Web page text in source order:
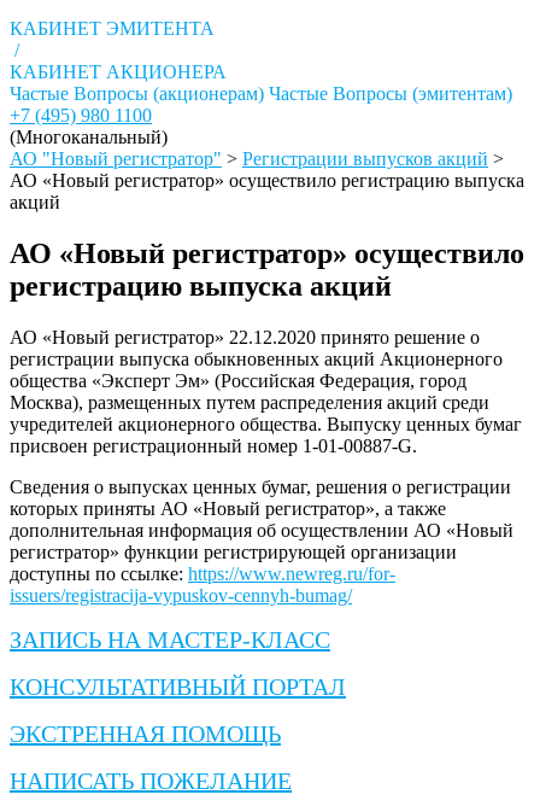
КАБИНЕТ ЭМИТЕНТА
/
КАБИНЕТ АКЦИОНЕРА
Частые Вопросы (акционерам) Частые Вопросы (эмитентам)
+7 (495) 980 1100
(Многоканальный)
АО "Новый регистратор" > Регистрации выпусков акций >
АО «Новый регистратор» осуществило регистрацию выпуска
акций
АО «Новый регистратор» осуществило
регистрацию выпуска акций
АО «Новый регистратор» 22.12.2020 принято решение о
регистрации выпуска обыкновенных акций Акционерного
общества «Эксперт Эм» (Российская Федерация, город
Москва), размещенных путем распределения акций среди
учредителей акционерного общества. Выпуску ценных бумаг
присвоен регистрационный номер 1-01-00887-G.
Сведения о выпусках ценных бумаг, решения о регистрации
которых приняты АО «Новый регистратор», а также
дополнительная информация об осуществлении АО «Новый
регистратор» функции регистрирующей организации
доступны по ссылке: https://www.newreg.ru/for-
issuers/registracija-vypuskov-cennyh-bumag/
ЗАПИСЬ НА МАСТЕР-КЛАСС
КОНСУЛЬТАТИВНЫЙ ПОРТАЛ
ЭКСТРЕННАЯ ПОМОЩЬ
НАПИСАТЬ ПОЖЕЛАНИЕ